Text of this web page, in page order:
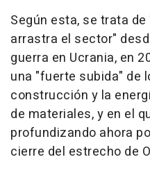
Según esta, se trata
arrastra el sector"
guerra en Ucrania, en
una "fuerte subida" de
construcción y la
de materiales, y en el
profundizando ahora
cierre del estrecho de